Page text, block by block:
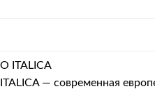
О ITALICA
ITALICA — современная